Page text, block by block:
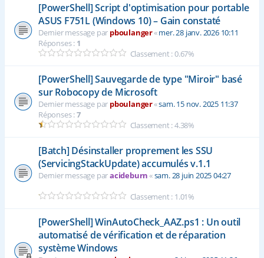
[PowerShell] Script d'optimisation pour portable
ASUS F751L (Windows 10) – Gain constaté
Dernier message par pboulanger«mer. 28 janv. 2026 10:11
Réponses : 1
Classement : 0.67%
[PowerShell] Sauvegarde de type "Miroir" basé
sur Robocopy de Microsoft
Dernier message par pboulanger«sam. 15 nov. 2025 11:37
Réponses :7
Classement : 4.38%
[Batch] Désinstaller proprement les SSU
(ServicingStackUpdate) accumulés v.1.1
Dernier message paracideburn«sam. 28 juin 2025 04:27
Classement : 1.01%
[PowerShell] WinAutoCheck_AAZ.ps1 : Un outil
automatisé de vérification et de réparation
système Windows